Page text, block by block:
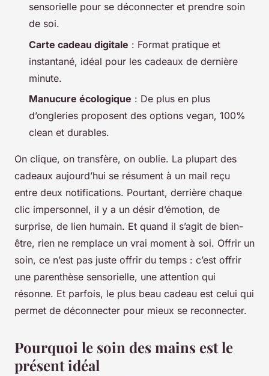
sensorielle pour se déconnecter et prendre soin
de soi.
Carte cadeau digitale : Format pratique et
instantané, idéal pour les cadeaux de dernière
minute.
Manucure écologique : De plus en plus
d’ongleries proposent des options vegan, 100%
clean et durables.
On clique, on transfère, on oublie. La plupart des
cadeaux aujourd’hui se résument à un mail reçu
entre deux notifications. Pourtant, derrière chaque
clic impersonnel, il y a un désir d’émotion, de
surprise, de lien humain. Et quand il s’agit de bien-
être, rien ne remplace un vrai moment à soi. Offrir un
soin, ce n’est pas juste offrir du temps : c’est offrir
une parenthèse sensorielle, une attention qui
résonne. Et parfois, le plus beau cadeau est celui qui
permet de déconnecter pour mieux se reconnecter.
Pourquoi le soin des mains est le
présent idéal